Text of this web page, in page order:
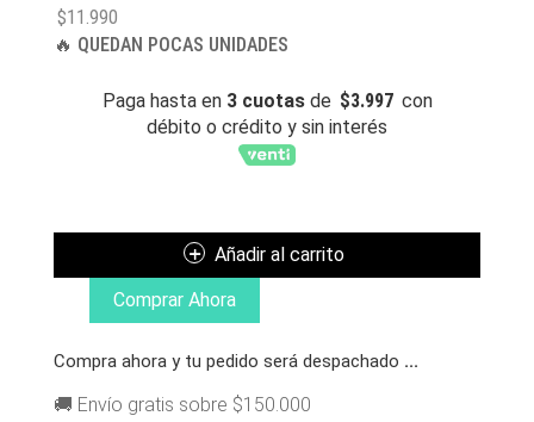
$11.990
🔥 QUEDAN POCAS UNIDADES
Paga hasta en 3 cuotasde $3.997 con
débito o crédito y sin interés
CANTIDAD
Añadir al carrito
Comprar Ahora
Compra ahora y tu pedido será despachado ...
🚚 Envío gratis sobre $150.000